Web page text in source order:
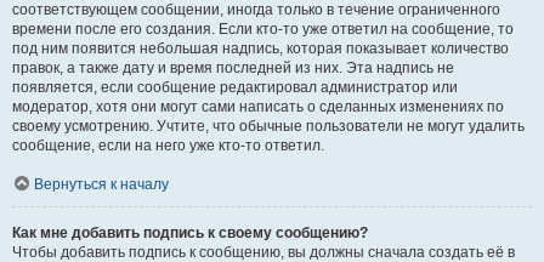
соответствующем сообщении, иногда только в течение ограниченного
времени после его создания. Если кто-то уже ответил на сообщение, то
под ним появится небольшая надпись, которая показывает количество
правок, а также дату и время последней из них. Эта надпись не
появляется, если сообщение редактировал администратор или
модератор, хотя они могут сами написать о сделанных изменениях по
своему усмотрению. Учтите, что обычные пользователи не могут удалить
сообщение, если на него уже кто-то ответил.
Вернуться к началу
Как мне добавить подпись к своему сообщению?
Чтобы добавить подпись к сообщению, вы должны сначала создать её в